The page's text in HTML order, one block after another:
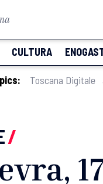
CULTURA
Toscana Digitale
/